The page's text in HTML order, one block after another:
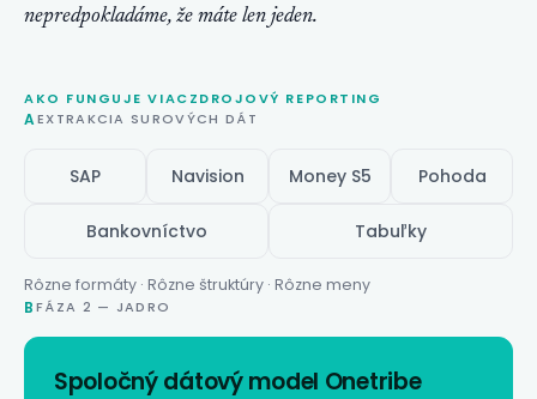
nepredpokladáme, že máte len jeden.
AKO FUNGUJE VIACZDROJOVÝ REPORTING
AEXTRAKCIA SUROVÝCH DÁT
SAP Navision Money S5 Pohoda
Bankovníctvo Tabuľky
Rôzne formáty · Rôzne štruktúry · Rôzne meny
BFÁZA 2 — JADRO
Spoločnýdátový model Onetribe